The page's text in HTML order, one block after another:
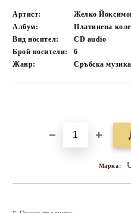
Артист:
Желко
Албум:
Платинена
Вид носител:
CD audio
Брой носители:
6
Жанр:
Сръбска музика
Марка: